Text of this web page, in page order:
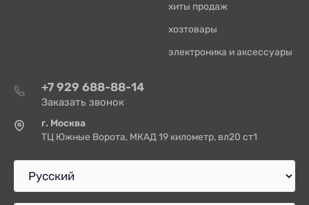
хиты продаж
хозтовары
электроника и аксессуары
+7 929 688-88-14
Заказать звонок
г. Москва
ТЦ Южные Ворота, МКАД 19 километр, вл20 ст1